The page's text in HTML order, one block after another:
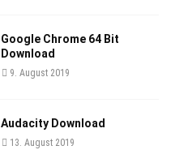
Google Chrome 64 Bit
Download
9. August 2019
Audacity Download
13. August 2019